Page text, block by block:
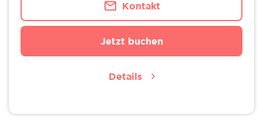
Kontakt
Jetzt buchen
Details